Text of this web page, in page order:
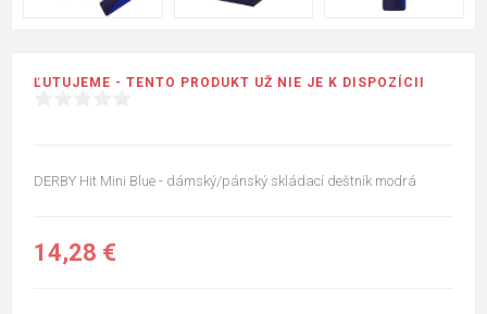
ĽUTUJEME - TENTO PRODUKT UŽ NIE JE K DISPOZÍCII
DERBY Hit Mini Blue - dámský/pánský skládací deštník modrá
14,28 €